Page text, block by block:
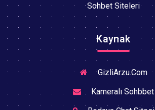
Sohbet Siteleri
Kaynak
GizliArzu.Com
Kameralı Sohbbet